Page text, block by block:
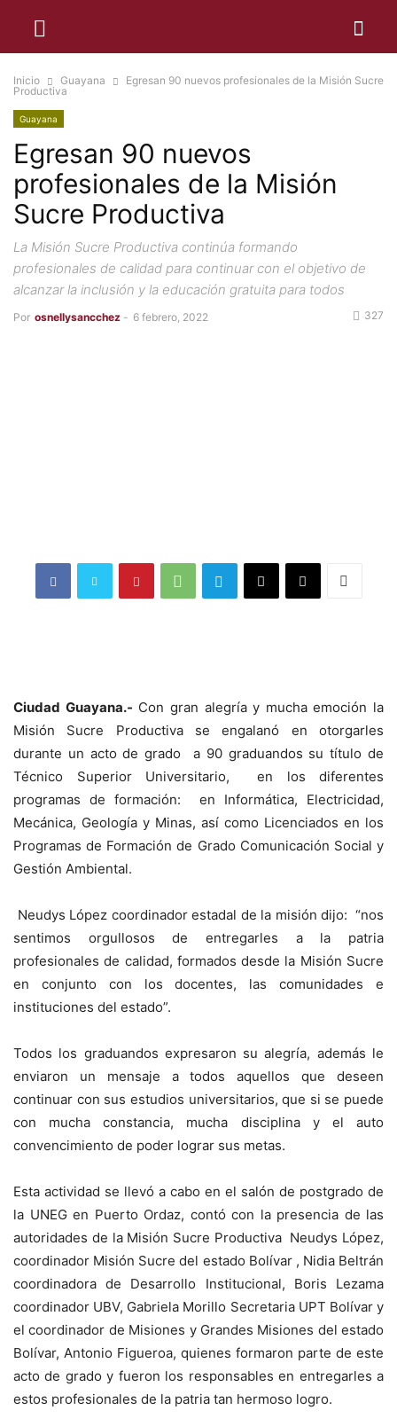
Inicio Guayana
Egresan 90 nuevos profesionales de la Misión Sucre
Productiva
Guayana
Egresan 90 nuevos
profesionales de la Misión
Sucre Productiva
La Misión Sucre Productiva continúa formando
profesionales de calidad para continuar con el objetivo de
alcanzar la inclusión y la educación gratuita para todos
Por osnellysancchez - 6 febrero, 2022 327
Ciudad Guayana.- Con gran alegría y mucha emoción la
Misión Sucre Productiva se engalanó en otorgarles
durante un acto de grado a 90 graduandos su título de
Técnico Superior Universitario, en los diferentes
programas de formación: en Informática, Electricidad,
Mecánica, Geología y Minas, así como Licenciados en los
Programas de Formación de Grado Comunicación Social y
Gestión Ambiental.
Neudys López coordinador estadal de la misión dijo: “nos
sentimos orgullosos de entregarles a la patria
profesionales de calidad, formados desde la Misión Sucre
en conjunto con los docentes, las comunidades e
instituciones del estado”.
Todos los graduandos expresaron su alegría, además le
enviaron un mensaje a todos aquellos que deseen
continuar con sus estudios universitarios, que si se puede
con mucha constancia, mucha disciplina y el auto
convencimiento de poder lograr sus metas.
Esta actividad se llevó a cabo en el salón de postgrado de
la UNEG en Puerto Ordaz, contó con la presencia de las
autoridades de la Misión Sucre Productiva Neudys López,
coordinador Misión Sucre del estado Bolívar , Nidia Beltrán
coordinadora de Desarrollo Institucional, Boris Lezama
coordinador UBV, Gabriela Morillo Secretaria UPT Bolívar y
el coordinador de Misiones y Grandes Misiones del estado
Bolívar, Antonio Figueroa, quienes formaron parte de este
acto de grado y fueron los responsables en entregarles a
estos profesionales de la patria tan hermoso logro.